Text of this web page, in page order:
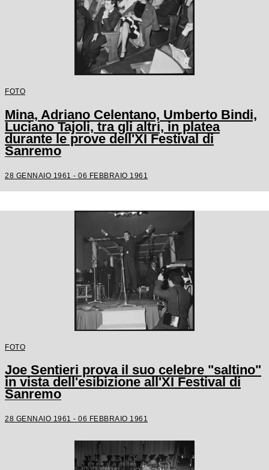
FOTO
Mina, Adriano Celentano, Umberto Bindi,
Luciano Tajoli, tra gli altri, in platea
durante le prove dell'XI Festival di
Sanremo
28 GENNAIO 1961 - 06 FEBBRAIO 1961
FOTO
Joe Sentieri prova il suo celebre "saltino"
in vista dell'esibizione all'XI Festival di
Sanremo
28 GENNAIO 1961 - 06 FEBBRAIO 1961